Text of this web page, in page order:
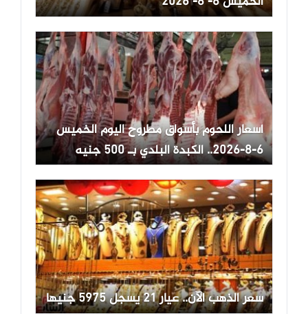
أسعار اللحوم بأسواق مطروح اليوم الخميس
6-8-2026.. الكبدة البلدي بـ 500 جنيه
سعر الذهب الآن.. عيار 21 يسجل 5975 جنيها